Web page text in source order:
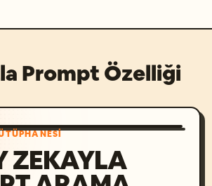
Prompt Özelliği
ZEKAYLA